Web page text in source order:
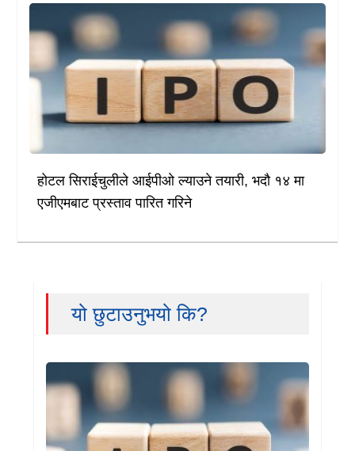
होटल सिराईचुलीले आईपीओ ल्याउने तयारी, भदौ १४ मा
एजीएमबाट प्रस्ताव पारित गरिने
यो छुटाउनुभयो कि?